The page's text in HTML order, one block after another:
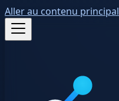
Aller au contenu principal